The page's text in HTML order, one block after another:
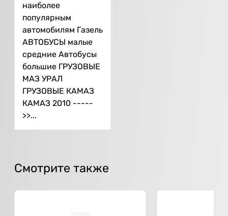
наиболее
популярным
автомобилям Газель
АВТОБУСЫ малые
средние Автобусы
большие ГРУЗОВЫЕ
МАЗ УРАЛ
ГРУЗОВЫЕ КАМАЗ
КАМАЗ 2010 -----
>>...
Смотрите также